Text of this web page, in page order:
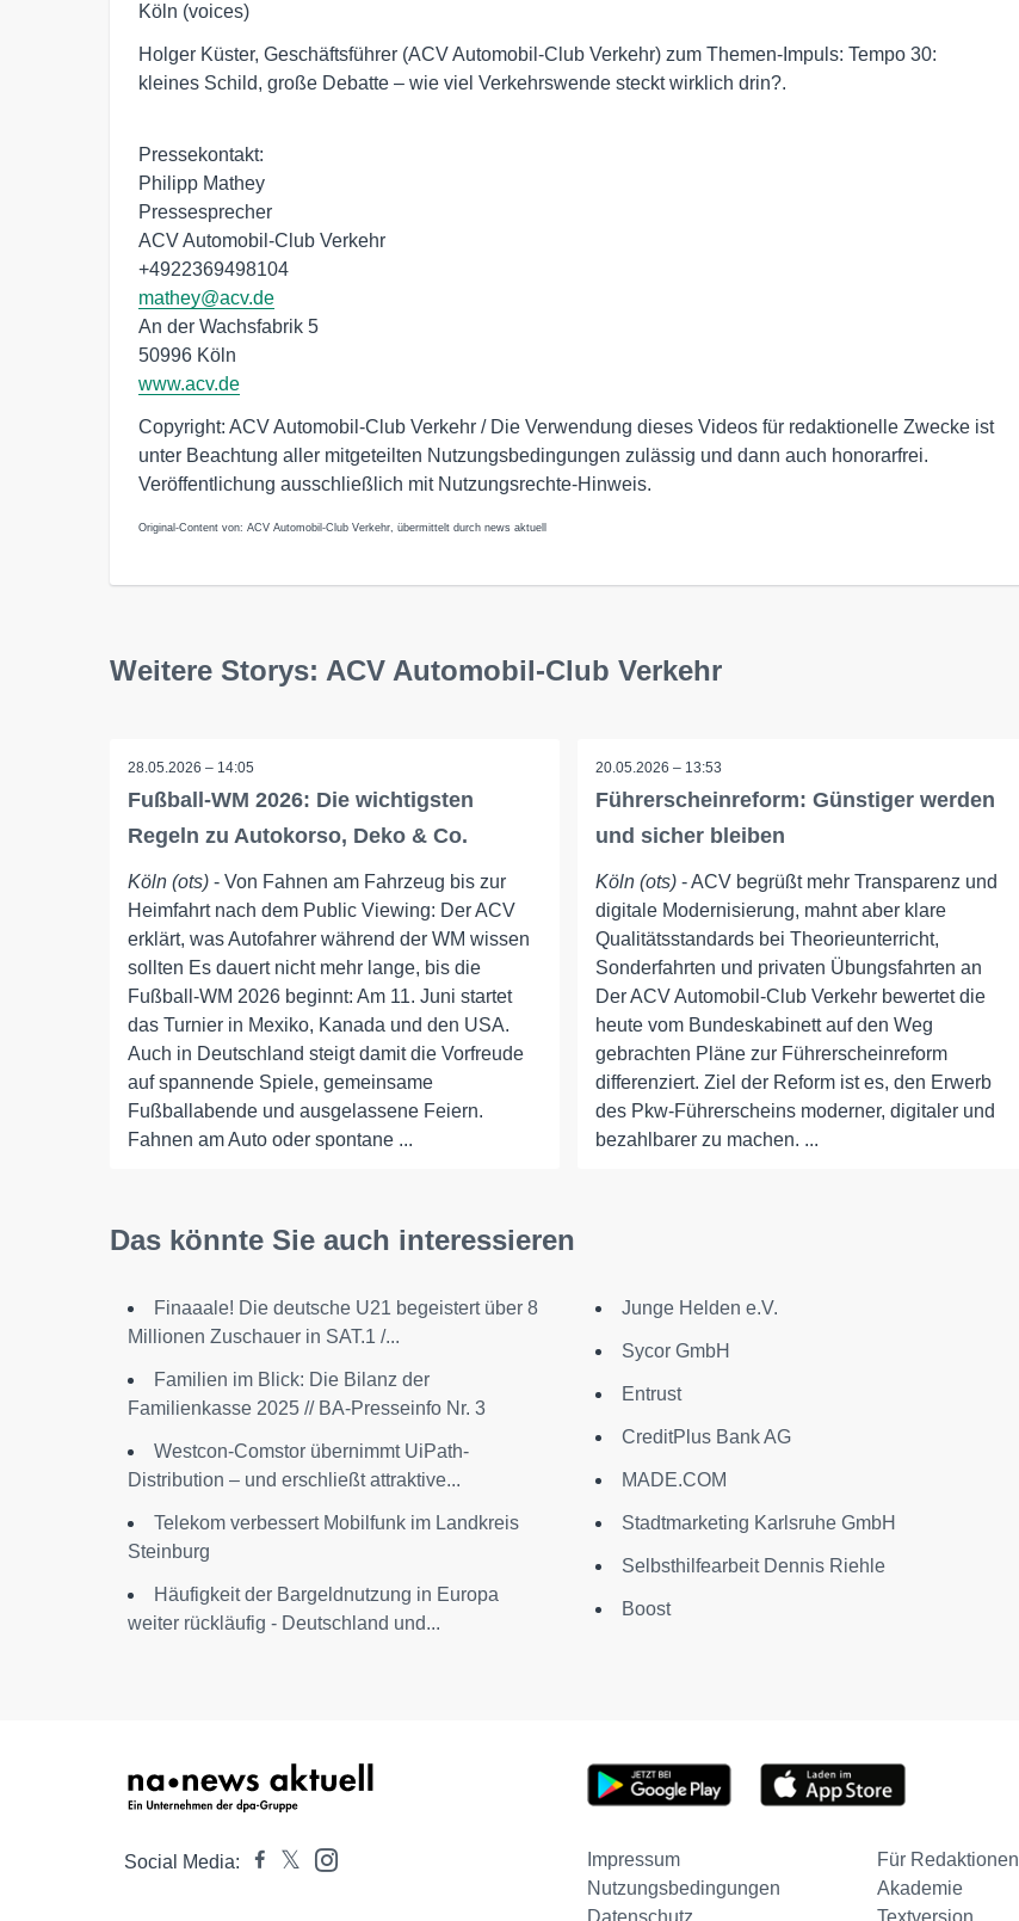
Köln (voices)
Holger Küster, Geschäftsführer (ACV Automobil-Club Verkehr) zum Themen-Impuls: Tempo 30:
kleines Schild, große Debatte – wie viel Verkehrswende steckt wirklich drin?.
Pressekontakt:
Philipp Mathey
Pressesprecher
ACV Automobil-Club Verkehr
+4922369498104
mathey@acv.de
An der Wachsfabrik 5
50996 Köln
www.acv.de
Copyright: ACV Automobil-Club Verkehr / Die Verwendung dieses Videos für redaktionelle Zwecke ist
unter Beachtung aller mitgeteilten Nutzungsbedingungen zulässig und dann auch honorarfrei.
Veröffentlichung ausschließlich mit Nutzungsrechte-Hinweis.
Original-Content von: ACV Automobil-Club Verkehr, übermittelt durch news aktuell
Weitere Storys: ACV Automobil-Club Verkehr
28.05.2026 – 14:05
Fußball-WM 2026: Die wichtigsten
Regeln zu Autokorso, Deko & Co.
Köln (ots) - Von Fahnen am Fahrzeug bis zur
Heimfahrt nach dem Public Viewing: Der ACV
erklärt, was Autofahrer während der WM wissen
sollten Es dauert nicht mehr lange, bis die
Fußball-WM 2026 beginnt: Am 11. Juni startet
das Turnier in Mexiko, Kanada und den USA.
Auch in Deutschland steigt damit die Vorfreude
auf spannende Spiele, gemeinsame
Fußballabende und ausgelassene Feiern.
Fahnen am Auto oder spontane ...
20.05.2026 – 13:53
Führerscheinreform: Günstiger werden
und sicher bleiben
Köln (ots)- ACV begrüßt mehr Transparenz und
digitale Modernisierung, mahnt aber klare
Qualitätsstandards bei Theorieunterricht,
Sonderfahrten und privaten Übungsfahrten an
Der ACV Automobil-Club Verkehr bewertet die
heute vom Bundeskabinett auf den Weg
gebrachten Pläne zur Führerscheinreform
differenziert. Ziel der Reform ist es, den Erwerb
des Pkw-Führerscheins moderner, digitaler und
bezahlbarer zu machen. ...
Das könnte Sie auch interessieren
Finaaale! Die deutsche U21 begeistert über 8
Millionen Zuschauer in SAT.1 /...
Familien im Blick: Die Bilanz der
Familienkasse 2025 // BA-Presseinfo Nr. 3
Westcon-Comstor übernimmt UiPath-
Distribution – und erschließt attraktive...
Telekom verbessert Mobilfunk im Landkreis
Steinburg
Häufigkeit der Bargeldnutzung in Europa
weiter rückläufig - Deutschland und...
Junge Helden e.V.
Sycor GmbH
Entrust
CreditPlus Bank AG
MADE.COM
Stadtmarketing Karlsruhe GmbH
Selbsthilfearbeit Dennis Riehle
Boost
Social Media: Impressum Für Redaktionen
Nutzungsbedingungen
Akademie
Datenschutz
Textversion